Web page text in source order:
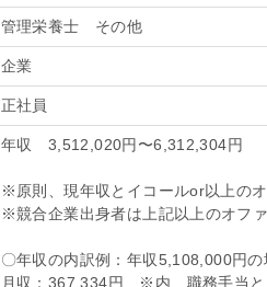
管理栄養士 その他
企業
正社員
年収 3,512,020円〜6,312,304円
※原則、現年収とイコールor以上の
※競合企業出身者は上記以上のオフ
〇年収の内訳例：年収5,108,000円の
月収：367,334円 ※内、職務手当と